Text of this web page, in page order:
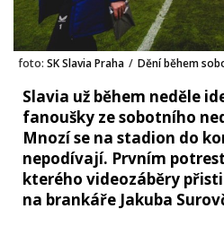
foto: SK Slavia Praha / Dění během
Slavia už během neděle
fanoušky ze sobotního
Mnozí se na stadion do
nepodívají. Prvním
kterého videozáběry
na brankáře Jakuba